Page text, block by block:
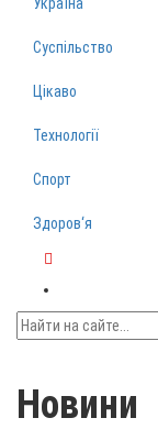
Суспільство
Цікаво
Технології
Спорт
Здоров‘я
Новини